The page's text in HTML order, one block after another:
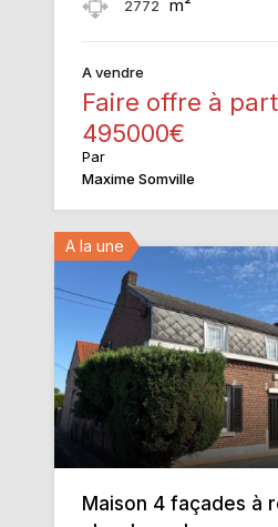
2772
m²
A vendre
Faire offre à
495000€
Par
Maxime Somville
A la une
Maison 4 façades à